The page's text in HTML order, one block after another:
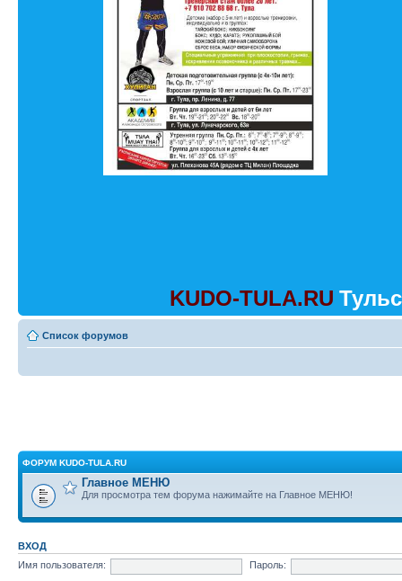
KUDO-TULA.RU
Список форумов
ФОРУМ KUDO-TULA.RU
Главное МЕНЮ
Для просмотра тем форума нажимайте на Главное МЕНЮ!
ВХОД
Имя пользователя:
Пароль: